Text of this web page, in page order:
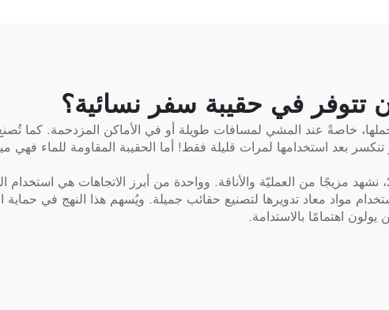
تتوفر في حقيبة سفر نسائية؟
خاصةً عند المشي لمسافات طويلة أو في الأماكن المزدحمة. كما
بعد استخدامها لمرات قليلة فقط! أما الحقيبة المقاومة للماء فهي
في عام 2023، نشهد مزيجًا من العمليّة والأناقة. وواحدة من أبرز الاتجاهات هي استخدام
مواد معاد تدويرها لتصنيع حقائب جميلة. ويُسهم هذا النهج في حماية
اهتمامًا بالاستدامة.